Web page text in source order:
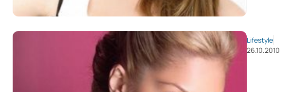
Lifestyle
26.10.2010